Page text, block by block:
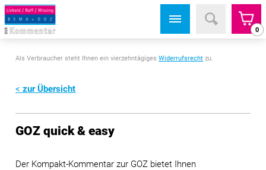
0
Als Verbraucher steht Ihnen ein vierzehntägigesWiderrufsrecht zu.
zur Übersicht
GOZ quick & easy
Der Kompakt-Kommentar zur GOZ bietet Ihnen